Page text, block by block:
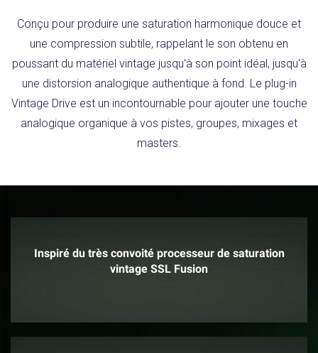
Conçu pour produire une saturation harmonique douce et
une compression subtile, rappelant le son obtenu en
poussant du matériel vintage jusqu'à son point idéal, jusqu'à
une distorsion analogique authentique à fond. Le plug-in
Vintage Drive est un incontournable pour ajouter une touche
analogique organique à vos pistes, groupes, mixages et
masters.
Inspiré du très convoité processeur de saturation
vintage SSL Fusion